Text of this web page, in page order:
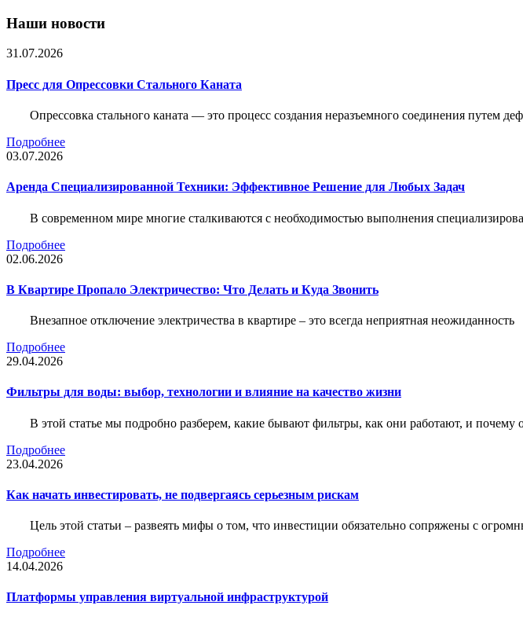
Наши новости
31.07.2026
Пресс для Опрессовки Стального Каната
Опрессовка стального каната — это процесс создания неразъемного соединения путем
Подробнее
03.07.2026
Аренда Специализированной Техники: Эффективное Решение для Любых Задач
В современном мире многие сталкиваются с необходимостью выполнения
Подробнее
02.06.2026
В Квартире Пропало Электричество: Что Делать и Куда Звонить
Внезапное отключение электричества в квартире – это всегда неприятная неожиданность
Подробнее
29.04.2026
Фильтры для воды: выбор, технологии и влияние на качество жизни
В этой статье мы подробно разберем, какие бывают фильтры, как они работают, и
Подробнее
23.04.2026
Как начать инвестировать, не подвергаясь серьезным рискам
Цель этой статьи – развеять мифы о том, что инвестиции обязательно сопряжены с
Подробнее
14.04.2026
Платформы управления виртуальной инфраструктурой